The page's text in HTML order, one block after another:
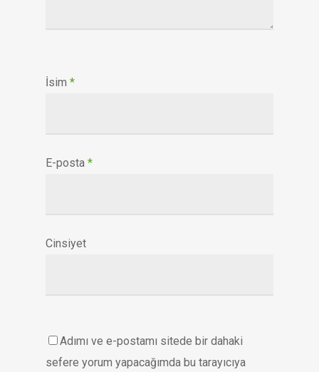
İsim *
E-posta *
Cinsiyet
Adımı ve e-postamı sitede bir dahaki
sefere yorum yapacağımda bu tarayıcıya